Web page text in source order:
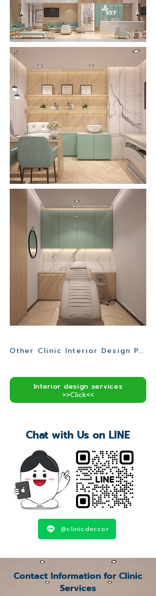
Other Clinic Interior Design Project>>
Interior design services
>>Click<<
Chat with Us on LINE
@clinicdeccor
Contact Information for Clinic
Services